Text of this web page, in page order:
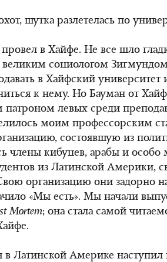
шутка разлетелась по
провел в Хайфе. Не все шло
великим социологом
в Хайфский университет
к нему. Но Бауман от
патроном левых среди
моим профессорским
состоявшую из
члены кибуцев, арабы и особо
из Латинской Америки,
организацию они задорно
«Мы есть». Мы начали
Mortem; она стала самой
в Латинской Америке